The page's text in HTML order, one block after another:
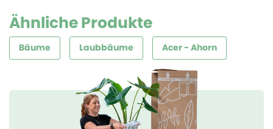
Ähnliche Produkte
Bäume Laubbäume Acer - Ahorn